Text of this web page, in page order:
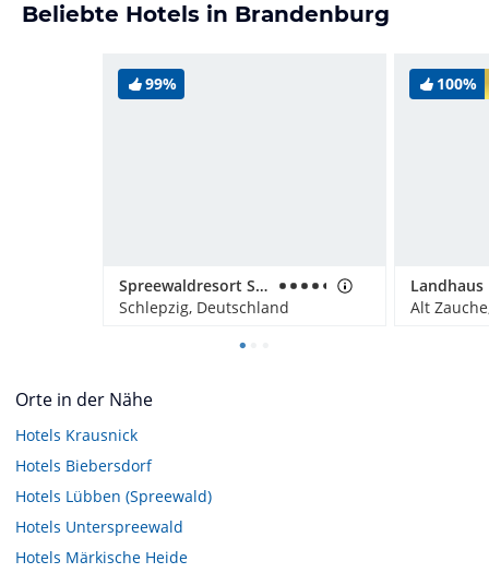
Beliebte Hotels in Brandenburg
99%
Spreewaldresort Seinerzeit
Schlepzig, Deutschland
100%
Landhaus
Alt
Orte in der Nähe
Hotels Krausnick
Hotels Biebersdorf
Hotels Lübben (Spreewald)
Hotels Unterspreewald
Hotels Märkische Heide